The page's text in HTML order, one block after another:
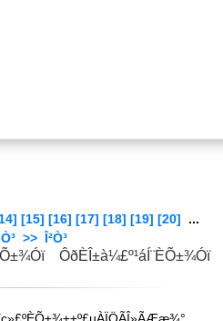
[15] [16] [17] [18] [19] [20] ...
>> Î²Ò³
ÔðÈÎ±à¼­£º¹áÍ¨ÈÕ±¾Óï